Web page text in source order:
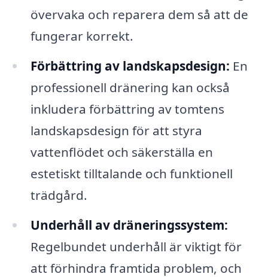
övervaka och reparera dem så att de
fungerar korrekt.
Förbättring av landskapsdesign: En
professionell dränering kan också
inkludera förbättring av tomtens
landskapsdesign för att styra
vattenflödet och säkerställa en
estetiskt tilltalande och funktionell
trädgård.
Underhåll av dräneringssystem:
Regelbundet underhåll är viktigt för
att förhindra framtida problem, och